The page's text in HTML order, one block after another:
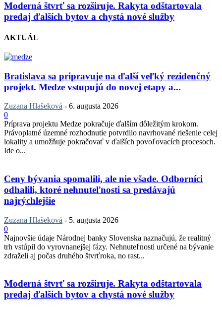
Moderná štvrť sa rozširuje. Rakyta odštartovala
predaj ďalších bytov a chystá nové služby
AKTUÁL
Bratislava sa pripravuje na ďalší veľký rezidenčný
projekt. Medze vstupujú do novej etapy a...
Zuzana Hlašeková - 6. augusta 2026
0
Príprava projektu Medze pokračuje ďalším dôležitým krokom.
Právoplatné územné rozhodnutie potvrdilo navrhované riešenie celej
lokality a umožňuje pokračovať v ďalších povoľovacích procesoch.
Ide o...
Ceny bývania spomalili, ale nie všade. Odborníci
odhalili, ktoré nehnuteľnosti sa predávajú
najrýchlejšie
Zuzana Hlašeková - 5. augusta 2026
0
Najnovšie údaje Národnej banky Slovenska naznačujú, že realitný
trh vstúpil do vyrovnanejšej fázy. Nehnuteľnosti určené na bývanie
zdraželi aj počas druhého štvrťroka, no rast...
Moderná štvrť sa rozširuje. Rakyta odštartovala
predaj ďalších bytov a chystá nové služby